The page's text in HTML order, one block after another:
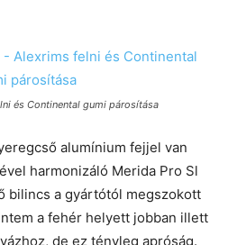
és Continental gumi párosítása
alumínium fejjel van
harmonizáló Merida Pro Sl
bilincs a gyártótól megszokott
a fehér helyett jobban illett
de ez tényleg apróság.